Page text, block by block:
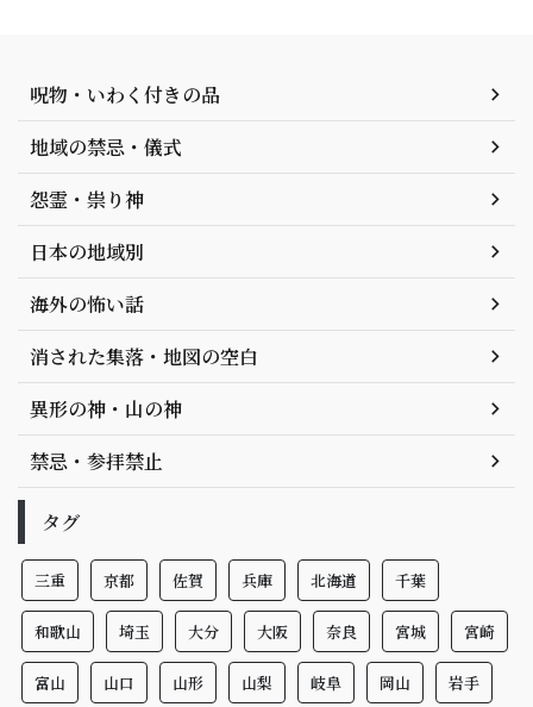
呪物・いわく付きの品
地域の禁忌・儀式
怨霊・祟り神
日本の地域別
海外の怖い話
消された集落・地図の空白
異形の神・山の神
禁忌・参拝禁止
タグ
三重 京都 佐賀 兵庫 北海道 千葉
和歌山 埼玉 大分 大阪 奈良 宮城 宮崎
富山 山口 山形 山梨 岐阜 岡山 岩手